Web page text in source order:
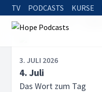
TV PODCASTS KURSE
Startseite
3. JULI 2026
4. Juli
Das Wort zum Tag